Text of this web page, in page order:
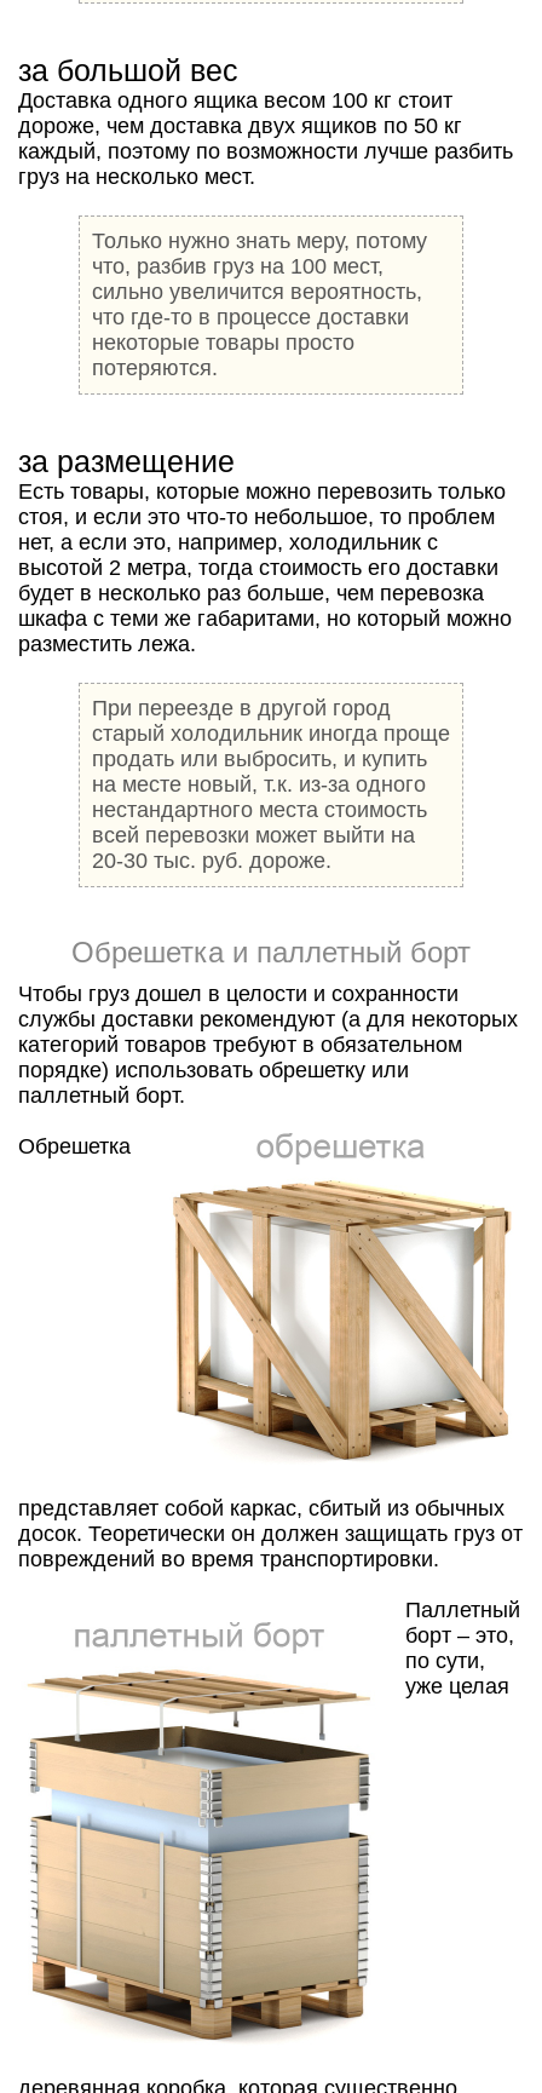
за большой вес
Доставка одного ящика весом 100 кг стоит
дороже, чем доставка двух ящиков по 50 кг
каждый, поэтому по возможности лучше разбить
груз на несколько мест.
Только нужно знать меру, потому
что, разбив груз на 100 мест,
сильно увеличится вероятность,
что где-то в процессе доставки
некоторые товары просто
потеряются.
за размещение
Есть товары, которые можно перевозить только
стоя, и если это что-то небольшое, то проблем
нет, а если это, например, холодильник с
высотой 2 метра, тогда стоимость его доставки
будет в несколько раз больше, чем перевозка
шкафа с теми же габаритами, но который можно
разместить лежа.
При переезде в другой город
старый холодильник иногда проще
продать или выбросить, и купить
на месте новый, т.к. из-за одного
нестандартного места стоимость
всей перевозки может выйти на
20-30 тыс. руб. дороже.
Обрешетка и паллетный борт
Чтобы груз дошел в целости и сохранности
службы доставки рекомендуют (а для некоторых
категорий товаров требуют в обязательном
порядке) использовать обрешетку или
паллетный борт.
Обрешетка
представляет собой каркас, сбитый из обычных
досок. Теоретически он должен защищать груз от
повреждений во время транспортировки.
Паллетный
борт – это,
по сути,
уже целая
деревянная коробка, которая существенно